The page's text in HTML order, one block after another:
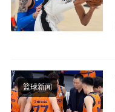
篮球新闻